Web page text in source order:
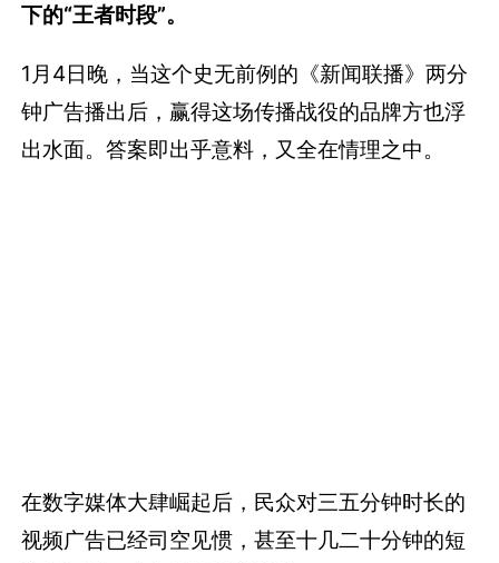
下的“王者时段”。
1月4日晚，当这个史无前例的《新闻联播》两分
钟广告播出后，赢得这场传播战役的品牌方也浮
出水面。答案即出乎意料，又全在情理之中。
在数字媒体大肆崛起后，民众对三五分钟时长的
视频广告已经司空见惯，甚至十几二十分钟的短